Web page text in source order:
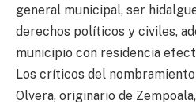
general municipal, ser
derechos políticos y civiles,
municipio con residencia
Los críticos del
Olvera, originario de